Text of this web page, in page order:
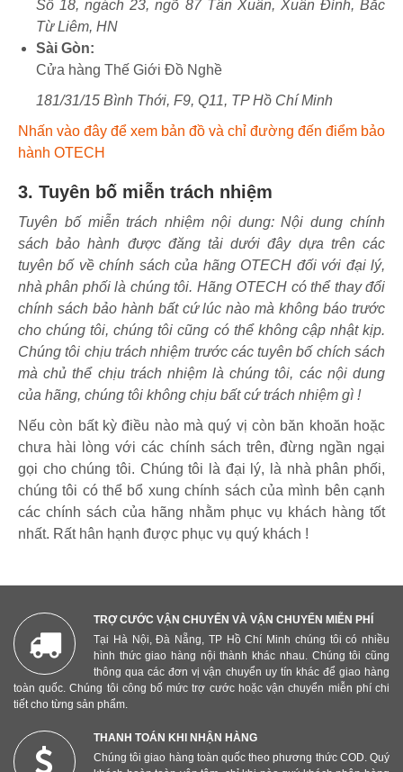
Số 18, ngách 23, ngõ 87 Tân Xuân, Xuân Đỉnh, Bắc
Từ Liêm, HN
Sài Gòn:
Cửa hàng Thế Giới Đồ Nghề
181/31/15 Bình Thới, F9, Q11, TP Hồ Chí Minh
Nhấn vào đây để xem bản đồ và chỉ đường đến điểm bảo
hành OTECH
3. Tuyên bố miễn trách nhiệm
Tuyên bố miễn trách nhiệm nội dung: Nội dung chính
sách bảo hành được đăng tải dưới đây dựa trên các
tuyên bố về chính sách của hãng OTECH đối với đại lý,
nhà phân phối là chúng tôi. Hãng OTECH có thể thay đổi
chính sách bảo hành bất cứ lúc nào mà không báo trước
cho chúng tôi, chúng tôi cũng có thể không cập nhật kịp.
Chúng tôi chịu trách nhiệm trước các tuyên bố chích sách
mà chủ thể chịu trách nhiệm là chúng tôi, các nội dung
của hãng, chúng tôi không chịu bất cứ trách nhiệm gì !
Nếu còn bất kỳ điều nào mà quý vị còn băn khoăn hoặc
chưa hài lòng với các chính sách trên, đừng ngần ngại
gọi cho chúng tôi. Chúng tôi là đại lý, là nhà phân phối,
chúng tôi có thể bổ xung chính sách của mình bên cạnh
các chính sách của hãng nhằm phục vụ khách hàng tốt
nhất. Rất hân hạnh được phục vụ quý khách !
TRỢ CƯỚC VẬN CHUYỂN VÀ VẬN CHUYỂN MIỄN PHÍ
Tại Hà Nội, Đà Nẵng, TP Hồ Chí Minh chúng tôi có nhiều
hình thức giao hàng nội thành khác nhau. Chúng tôi cũng
thông qua các đơn vị vận chuyển uy tín khác để giao hàng
toàn quốc. Chúng tôi công bố mức trợ cước hoặc vận chuyển miễn phí chi
tiết cho từng sản phẩm.
THANH TOÁN KHI NHẬN HÀNG
Chúng tôi giao hàng toàn quốc theo phương thức COD. Quý